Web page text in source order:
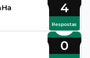
4
Respostas
0